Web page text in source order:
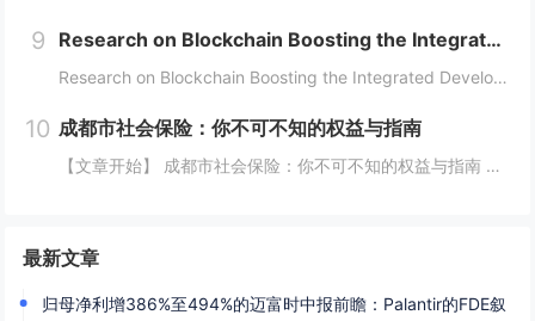
9 Research on Blockchain Boosting the Integrated Development of the Digital Economy and Real Economy
Research on Blockchain Boosting the Integrated Development of the Digital Economy and Real EconomyAuthors: Fnu Oud...
10 成都市社会保险：你不可不知的权益与指南
【文章开始】 成都市社会保险：你不可不知的权益与指南 你有没有算过一笔账？每个月工资条上“五险一金”那栏，总要扣掉好几百甚至上千块。这些钱到底去哪了？跟我有什么关系？尤其是生活在成都，这座飞速发展的城市里，社保这东西，感觉离我们很远，但实...
最新文章
归母净利增386%至494%的迈富时中报前瞻：Palantir的FDE叙